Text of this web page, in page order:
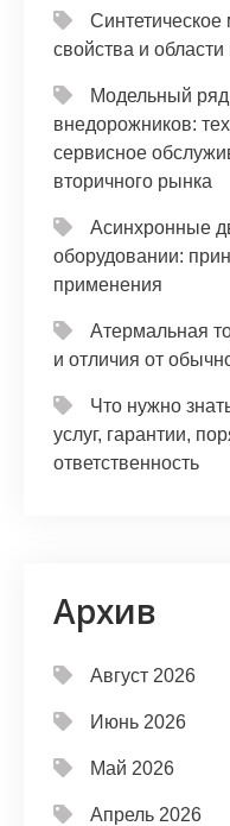
свойства и
Модельный
внедорожников:
сервисное
вторичного рынка
Асинхронные
оборудовании:
применения
Атермальная
и отличия от
Что нужно
услуг, гарантии,
ответственность
Архив
Август 2026
Июнь 2026
Май 2026
Апрель 2026